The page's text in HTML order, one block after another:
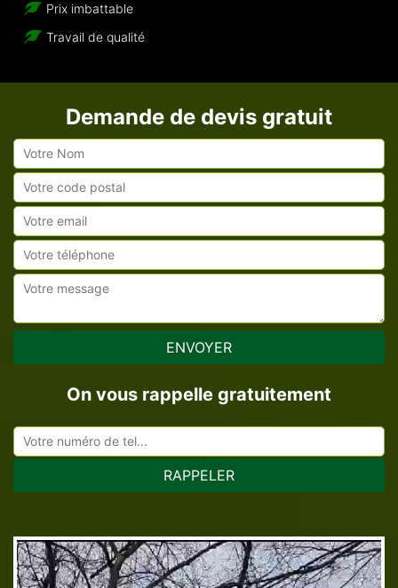
Prix imbattable
Travail de qualité
Demande de devis gratuit
On vous rappelle gratuitement